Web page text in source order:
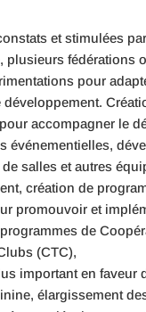
et stimulées
plusieurs fédérations
pour
développement.
accompagner le
événementielles,
salles et autres
création de
promouvoir et
de
(CTC),
important en faveur
élargissement